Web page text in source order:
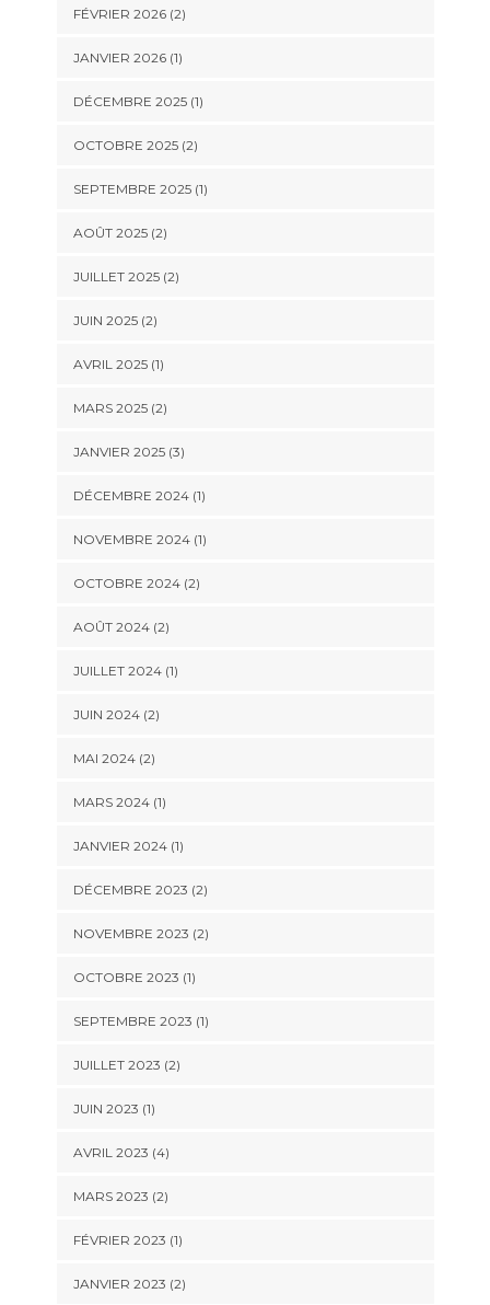
FÉVRIER 2026(2)
JANVIER 2026(1)
DÉCEMBRE 2025(1)
OCTOBRE 2025(2)
SEPTEMBRE 2025(1)
AOÛT 2025(2)
JUILLET 2025(2)
JUIN 2025(2)
AVRIL 2025(1)
MARS 2025(2)
JANVIER 2025(3)
DÉCEMBRE 2024(1)
NOVEMBRE 2024(1)
OCTOBRE 2024(2)
AOÛT 2024(2)
JUILLET 2024(1)
JUIN 2024(2)
MAI 2024(2)
MARS 2024(1)
JANVIER 2024(1)
DÉCEMBRE 2023 (2)
NOVEMBRE 2023 (2)
OCTOBRE 2023 (1)
SEPTEMBRE 2023 (1)
JUILLET 2023 (2)
JUIN 2023 (1)
AVRIL 2023 (4)
MARS 2023 (2)
FÉVRIER 2023 (1)
JANVIER 2023 (2)